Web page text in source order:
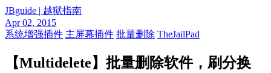
JBguide | 越狱指南
Apr 02, 2015
系统增强插件 主屏幕插件 批量删除 TheJailPad
【Multidelete】批量删除软件，刷分换